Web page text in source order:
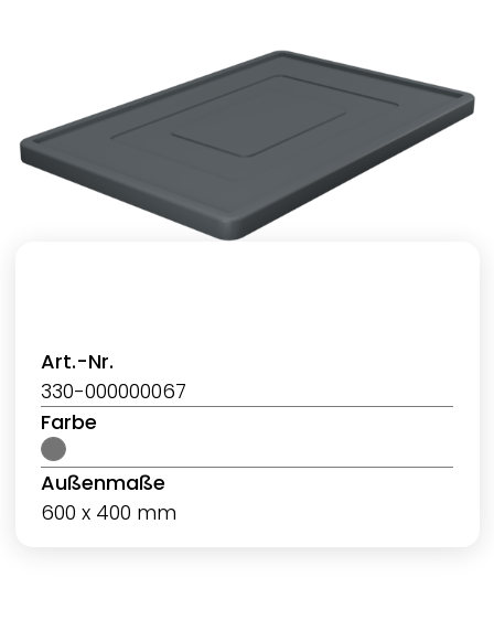
Art.-Nr.
330-000000067
Farbe
Außenmaße
600 x 400 mm